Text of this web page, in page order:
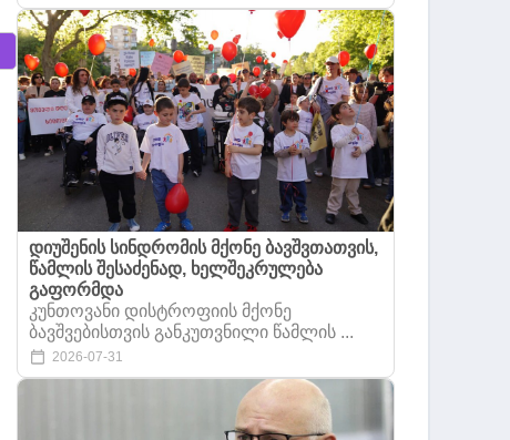
დიუშენის სინდრომის მქონე ბავშვთათვის,
წამლის შესაძენად, ხელშეკრულება
გაფორმდა
კუნთოვანი დისტროფიის მქონე
ბავშვებისთვის განკუთვნილი წამლის ...
2026-07-31